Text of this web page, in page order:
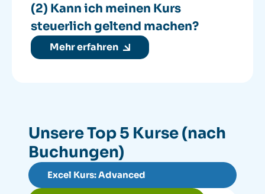
(2) Kann ich meinen Kurs
steuerlich geltend machen?
Mehr erfahren
Unsere Top 5 Kurse (nach
Buchungen)
Excel Kurs: Advanced